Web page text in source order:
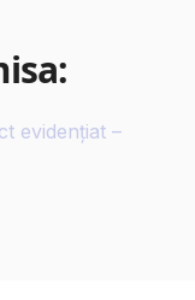
evidențiat –